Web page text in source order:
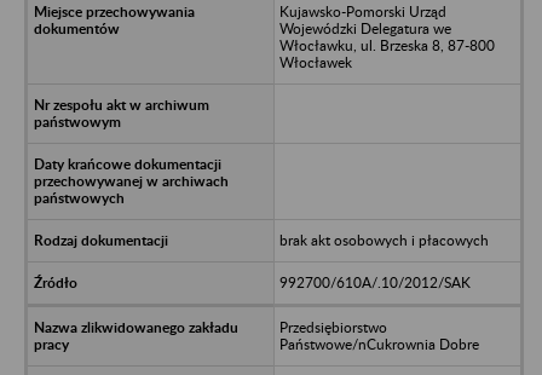
Kujawsko-Pomorski Urząd
Wojewódzki Delegatura we
Włocławku, ul. Brzeska 8, 87-800
Włocławek
brak akt osobowych i płacowych
992700/610A/.10/2012/SAK
Przedsiębiorstwo
Państwowe/nCukrownia Dobre